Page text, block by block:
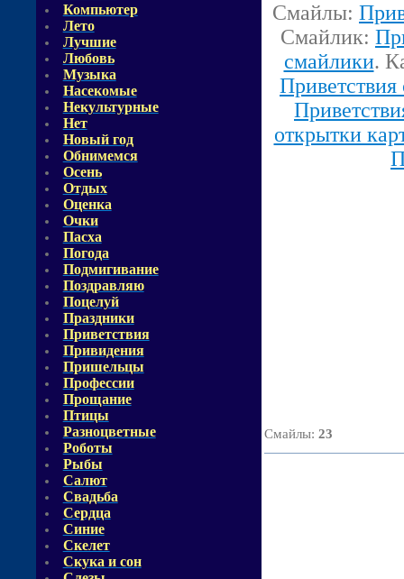
Компьютер
Лето
Лучшие
Любовь
Музыка
Насекомые
Некультурные
Нет
Новый год
Обнимемся
Осень
Отдых
Оценка
Очки
Пасха
Погода
Подмигивание
Поздравляю
Поцелуй
Праздники
Приветствия
Привидения
Пришельцы
Профессии
Прощание
Птицы
Разноцветные
Роботы
Рыбы
Салют
Свадьба
Сердца
Синие
Скелет
Скука и сон
Смайлы:
Смайлик:
смайлики.
открытки
Смайлы: 23